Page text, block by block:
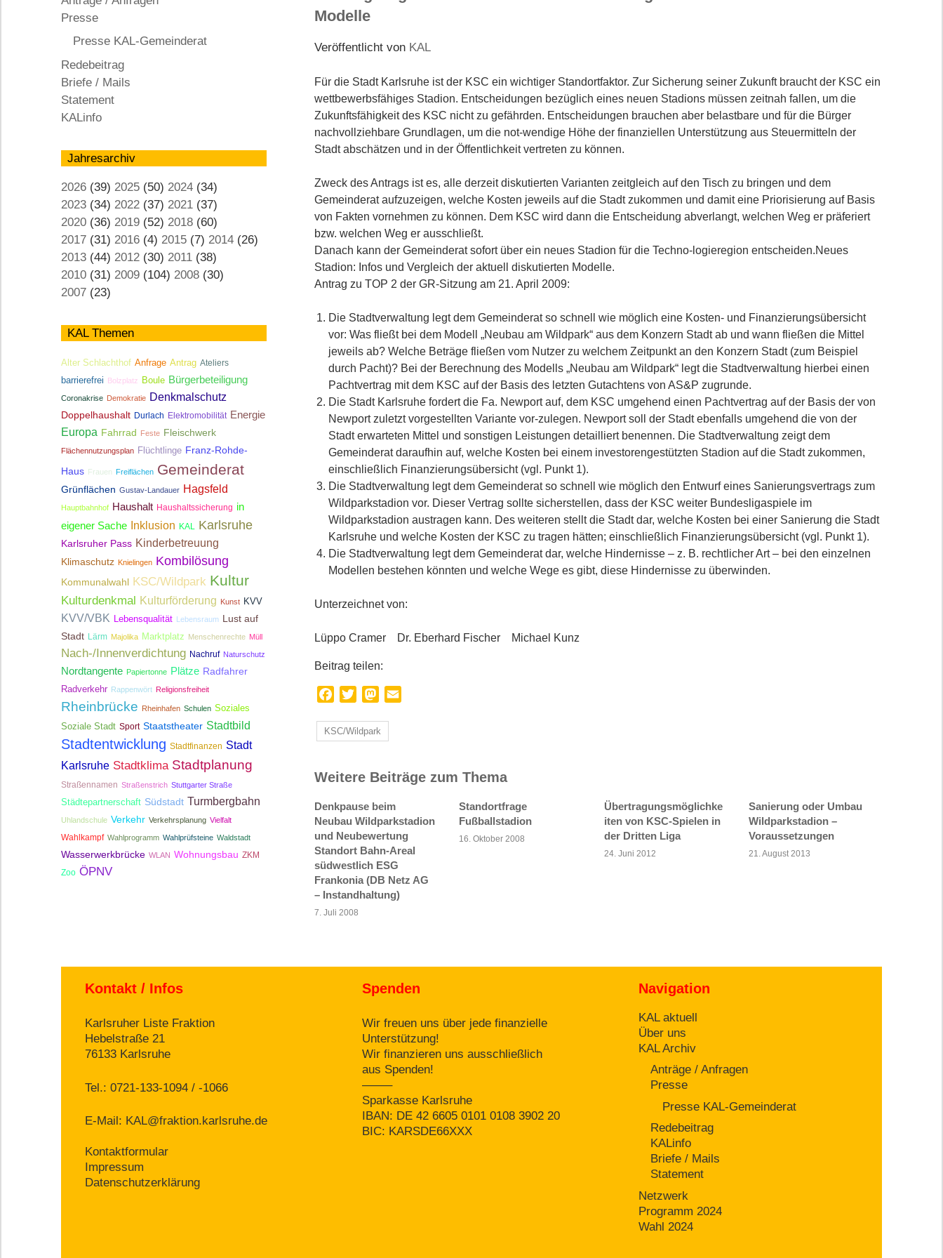
KAL
Modelle
Veröffentlicht von KAL
Für die Stadt Karlsruhe ist der KSC ein wichtiger Standortfaktor. Zur Sicherung seiner Zukunft braucht der KSC ein
wettbewerbsfähiges Stadion. Entscheidungen bezüglich eines neuen Stadions müssen zeitnah fallen, um die
Zukunftsfähigkeit des KSC nicht zu gefährden. Entscheidungen brauchen aber belastbare und für die Bürger
nachvollziehbare Grundlagen, um die not-wendige Höhe der finanziellen Unterstützung aus Steuermitteln der
Stadt abschätzen und in der Öffentlichkeit vertreten zu können.
Zweck des Antrags ist es, alle derzeit diskutierten Varianten zeitgleich auf den Tisch zu bringen und dem
Gemeinderat aufzuzeigen, welche Kosten jeweils auf die Stadt zukommen und damit eine Priorisierung auf Basis
von Fakten vornehmen zu können. Dem KSC wird dann die Entscheidung abverlangt, welchen Weg er präferiert
bzw. welchen Weg er ausschließt.
Danach kann der Gemeinderat sofort über ein neues Stadion für die Techno-logieregion entscheiden.Neues
Stadion: Infos und Vergleich der aktuell diskutierten Modelle.
Antrag zu TOP 2 der GR-Sitzung am 21. April 2009:
Die Stadtverwaltung legt dem Gemeinderat so schnell wie möglich eine Kosten- und Finanzierungsübersicht
vor: Was fließt bei dem Modell „Neubau am Wildpark“ aus dem Konzern Stadt ab und wann fließen die Mittel
jeweils ab? Welche Beträge fließen vom Nutzer zu welchem Zeitpunkt an den Konzern Stadt (zum Beispiel
durch Pacht)? Bei der Berechnung des Modells „Neubau am Wildpark“ legt die Stadtverwaltung hierbei einen
Pachtvertrag mit dem KSC auf der Basis des letzten Gutachtens von AS&P zugrunde.
Die Stadt Karlsruhe fordert die Fa. Newport auf, dem KSC umgehend einen Pachtvertrag auf der Basis der von
Newport zuletzt vorgestellten Variante vor-zulegen. Newport soll der Stadt ebenfalls umgehend die von der
Stadt erwarteten Mittel und sonstigen Leistungen detailliert benennen. Die Stadtverwaltung zeigt dem
Gemeinderat daraufhin auf, welche Kosten bei einem investorengestützten Stadion auf die Stadt zukommen,
einschließlich Finanzierungsübersicht (vgl. Punkt 1).
Die Stadtverwaltung legt dem Gemeinderat so schnell wie möglich den Entwurf eines Sanierungsvertrags zum
Wildparkstadion vor. Dieser Vertrag sollte sicherstellen, dass der KSC weiter Bundesligaspiele im
Wildparkstadion austragen kann. Des weiteren stellt die Stadt dar, welche Kosten bei einer Sanierung die Stadt
Karlsruhe und welche Kosten der KSC zu tragen hätten; einschließlich Finanzierungsübersicht (vgl. Punkt 1).
Die Stadtverwaltung legt dem Gemeinderat dar, welche Hindernisse – z. B. rechtlicher Art – bei den einzelnen
Modellen bestehen könnten und welche Wege es gibt, diese Hindernisse zu überwinden.
Unterzeichnet von:
Lüppo Cramer Dr. Eberhard Fischer Michael Kunz
Beitrag teilen:
Facebook
TwitterMastodon
KSC/Wildpark
Weitere Beiträge zum Thema
Denkpause beim
Neubau Wildparkstadion
und Neubewertung
Standort Bahn-Areal
südwestlich ESG
Frankonia (DB Netz AG
– Instandhaltung)
7. Juli 2008
Standortfrage
Fußballstadion
16. Oktober 2008
Übertragungsmöglichke
iten von KSC-Spielen in
der Dritten Liga
24. Juni 2012
Sanierung oder Umbau
Wildparkstadion –
Voraussetzungen
21. August 2013
Presse
Presse KAL-Gemeinderat
Redebeitrag
Briefe / Mails
Statement
KALinfo
Jahresarchiv
2026 (39) 2025 (50) 2024 (34)
2023 (34) 2022 (37) 2021 (37)
2020 (36) 2019 (52) 2018 (60)
2017 (31) 2016 (4) 2015 (7) 2014 (26)
2013 (44) 2012 (30) 2011 (38)
2010 (31) 2009 (104) 2008 (30)
2007 (23)
KAL Themen
Alter Schlachthof Anfrage Antrag Ateliers
barrierefrei Bolzplatz Boule Bürgerbeteiligung
Coronakrise Demokratie Denkmalschutz
Doppelhaushalt Durlach Elektromobilität Energie
Europa Fahrrad Feste Fleischwerk
Flächennutzungsplan Flüchtlinge Franz-Rohde-
Haus Frauen Freiflächen Gemeinderat
Grünflächen Gustav-Landauer Hagsfeld
Hauptbahnhof Haushalt Haushaltssicherung in
eigener Sache Inklusion KAL Karlsruhe
Karlsruher Pass Kinderbetreuung
Klimaschutz Knielingen Kombilösung
Kommunalwahl KSC/Wildpark Kultur
Kulturdenkmal Kulturförderung Kunst KVV
KVV/VBK Lebensqualität Lebensraum
Lust auf
Stadt Lärm Majolika Marktplatz Menschenrechte Müll
Nach-/Innenverdichtung Nachruf Naturschutz
Nordtangente Papiertonne Plätze Radfahrer
Radverkehr Rappenwört Religionsfreiheit
Rheinbrücke Rheinhafen Schulen Soziales
Soziale Stadt Sport Staatstheater Stadtbild
Stadtentwicklung Stadtfinanzen Stadt
Karlsruhe Stadtklima Stadtplanung
Straßennamen Straßenstrich Stuttgarter Straße
Städtepartnerschaft Südstadt Turmbergbahn
Uhlandschule Verkehr Verkehrsplanung Vielfalt
Wahlkampf Wahlprogramm Wahlprüfsteine Waldstadt
Wasserwerkbrücke WLAN Wohnungsbau ZKM
Zoo ÖPNV
Kontakt / Infos
Karlsruher Liste Fraktion
Hebelstraße 21
76133 Karlsruhe
Tel.: 0721-133-1094 / -1066
E-Mail: KAL@fraktion.karlsruhe.de
Kontaktformular
Impressum
Datenschutzerklärung
Spenden
Wir freuen uns über jede finanzielle
Unterstützung!
Wir finanzieren uns ausschließlich
aus Spenden!
——–
Sparkasse Karlsruhe
IBAN: DE 42 6605 0101 0108 3902 20
BIC: KARSDE66XXX
Navigation
KAL aktuell
Über uns
KAL Archiv
Anträge / Anfragen
Presse
Presse KAL-Gemeinderat
Redebeitrag
KALinfo
Briefe / Mails
Statement
Netzwerk
Programm 2024
Wahl 2024